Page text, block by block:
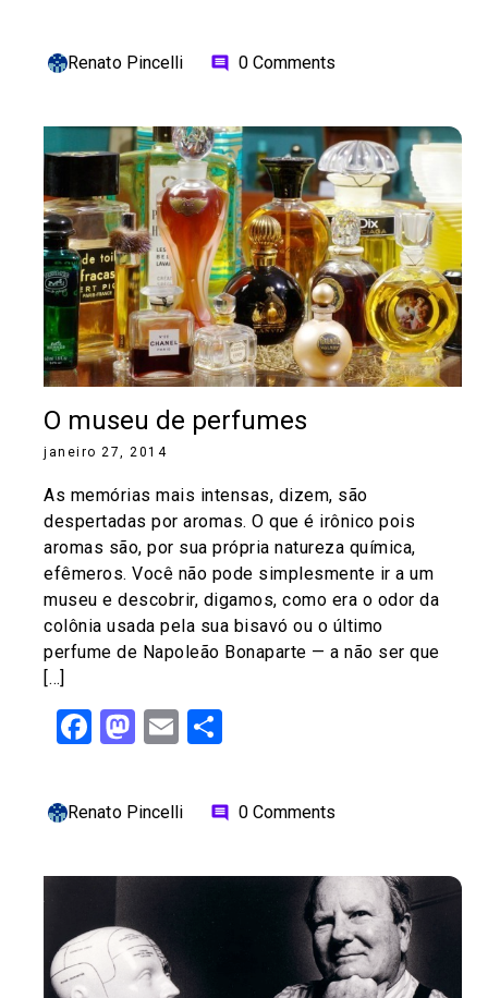
Renato Pincelli comment 0 Comments
O museu de perfumes
janeiro 27, 2014
As memórias mais intensas, dizem, são
despertadas por aromas. O que é irônico pois
aromas são, por sua própria natureza química,
efêmeros. Você não pode simplesmente ir a um
museu e descobrir, digamos, como era o odor da
colônia usada pela sua bisavó ou o último
perfume de Napoleão Bonaparte — a não ser que
[…]
Facebook
Mastodon
Email
Renato Pincelli comment 0 Comments